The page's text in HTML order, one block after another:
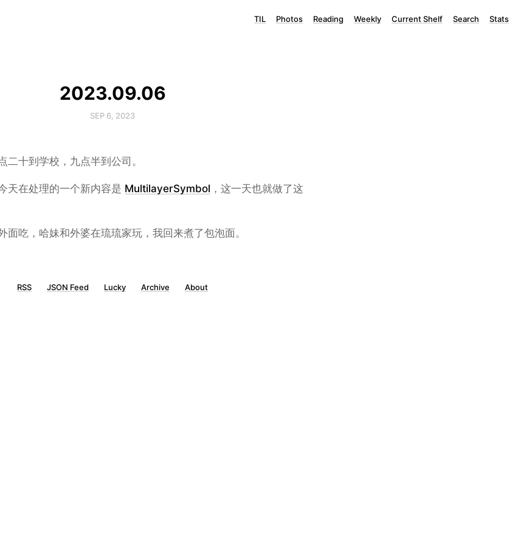
TIL Photos Reading Weekly Current Shelf Search Stats
2023.09.06
SEP 6, 2023
二十到学校，九点半到公司。
天在处理的一个新内容是 MultilayerSymbol ，这一天也就做了这
面吃，哈妹和外婆在琉琉家玩，我回来煮了包泡面。
RSS JSON Feed Lucky Archive About